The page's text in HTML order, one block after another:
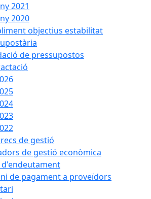
2021
2020
objectius estabilitat
de pressupostos
de gestió
de gestió econòmica
d'endeutament
de pagament a proveïdors